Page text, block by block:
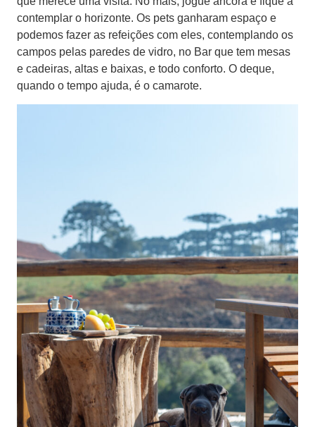
contemplar o horizonte. Os pets ganharam espaço e
podemos fazer as refeições com eles, contemplando os
campos pelas paredes de vidro, no Bar que tem mesas
e cadeiras, altas e baixas, e todo conforto. O deque,
quando o tempo ajuda, é o camarote.